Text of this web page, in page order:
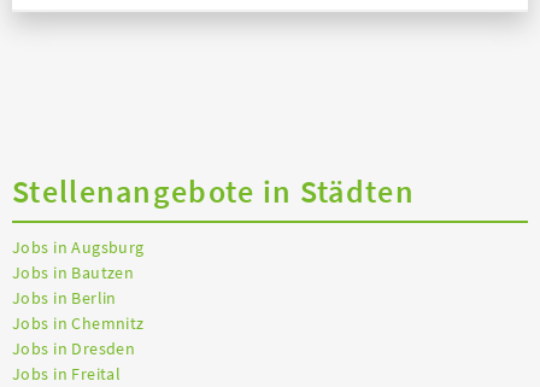
Stellenangebote in Städten
Jobs in Augsburg
Jobs in Bautzen
Jobs in Berlin
Jobs in Chemnitz
Jobs in Dresden
Jobs in Freital